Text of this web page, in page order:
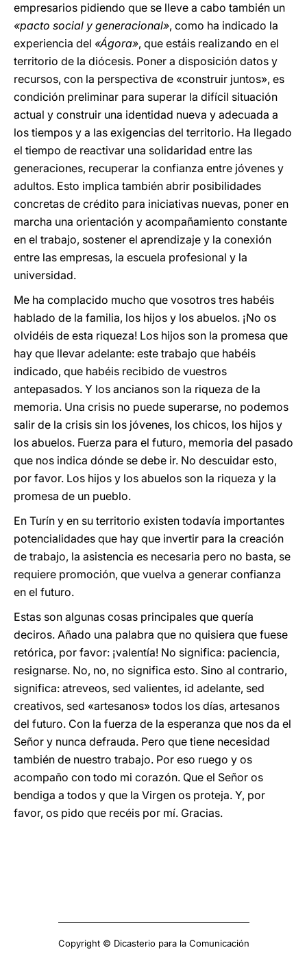
empresarios pidiendo que se lleve a cabo también un
«pacto social y generacional», como ha indicado la
experiencia del «Ágora», que estáis realizando en el
territorio de la diócesis. Poner a disposición datos y
recursos, con la perspectiva de «construir juntos», es
condición preliminar para superar la difícil situación
actual y construir una identidad nueva y adecuada a
los tiempos y a las exigencias del territorio. Ha llegado
el tiempo de reactivar una solidaridad entre las
generaciones, recuperar la confianza entre jóvenes y
adultos. Esto implica también abrir posibilidades
concretas de crédito para iniciativas nuevas, poner en
marcha una orientación y acompañamiento constante
en el trabajo, sostener el aprendizaje y la conexión
entre las empresas, la escuela profesional y la
universidad.
Me ha complacido mucho que vosotros tres habéis
hablado de la familia, los hijos y los abuelos. ¡No os
olvidéis de esta riqueza! Los hijos son la promesa que
hay que llevar adelante: este trabajo que habéis
indicado, que habéis recibido de vuestros
antepasados. Y los ancianos son la riqueza de la
memoria. Una crisis no puede superarse, no podemos
salir de la crisis sin los jóvenes, los chicos, los hijos y
los abuelos. Fuerza para el futuro, memoria del pasado
que nos indica dónde se debe ir. No descuidar esto,
por favor. Los hijos y los abuelos son la riqueza y la
promesa de un pueblo.
En Turín y en su territorio existen todavía importantes
potencialidades que hay que invertir para la creación
de trabajo, la asistencia es necesaria pero no basta, se
requiere promoción, que vuelva a generar confianza
en el futuro.
Estas son algunas cosas principales que quería
deciros. Añado una palabra que no quisiera que fuese
retórica, por favor: ¡valentía! No significa: paciencia,
resignarse. No, no, no significa esto. Sino al contrario,
significa: atreveos, sed valientes, id adelante, sed
creativos, sed «artesanos» todos los días, artesanos
del futuro. Con la fuerza de la esperanza que nos da el
Señor y nunca defrauda. Pero que tiene necesidad
también de nuestro trabajo. Por eso ruego y os
acompaño con todo mi corazón. Que el Señor os
bendiga a todos y que la Virgen os proteja. Y, por
favor, os pido que recéis por mí. Gracias.
Copyright © Dicasterio para la Comunicación